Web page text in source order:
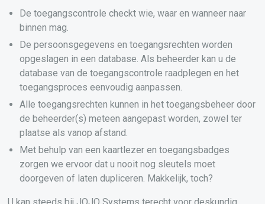
De toegangscontrole checkt wie, waar en wanneer naar
binnen mag.
De persoonsgegevens en toegangsrechten worden
opgeslagen in een database. Als beheerder kan u de
database van de toegangscontrole raadplegen en het
toegangsproces eenvoudig aanpassen.
Alle toegangsrechten kunnen in het toegangsbeheer door
de beheerder(s) meteen aangepast worden, zowel ter
plaatse als vanop afstand.
Met behulp van een kaartlezer en toegangsbadges
zorgen we ervoor dat u nooit nog sleutels moet
doorgeven of laten dupliceren. Makkelijk, toch?